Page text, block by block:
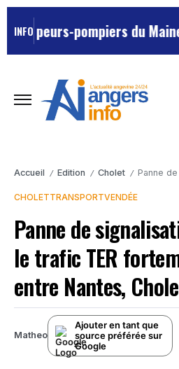
INFO pompiers du Maine-et-
Accueil / Edition / Cholet / Panne de signalisation
CHOLETTRANSPORTVENDÉE
Panne de
le trafic TER
entre Nantes,
Matheo
Ajouter en tant que
source préférée sur
Google